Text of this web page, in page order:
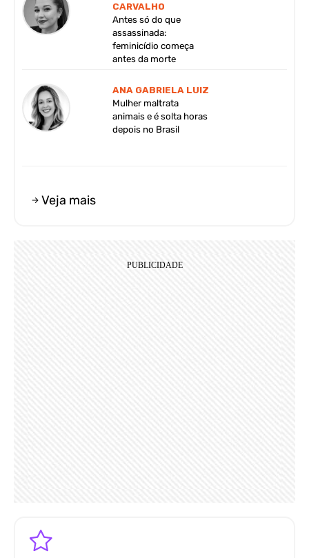
CARVALHO
Antes só do que
assassinada:
feminicídio começa
antes da morte
ANA GABRIELA LUIZ
Mulher maltrata
animais e é solta horas
depois no Brasil
Veja mais